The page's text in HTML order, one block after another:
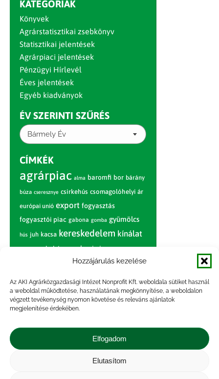
Hozzájárulás kezelése
Az AKI Agrárközgazdasági Intézet Nonprofit Kft. weboldala sütiket használ
a weboldal működtetése, használatának megkönnyítése, a weboldalon
végzett tevékenység nyomon követése és releváns ajánlatok
megjelenítése érdekében.
Elfogadom
Elutasítom
KATEGÓRIÁK
Könyvek
Agrárstatisztikai zsebkönyv
Statisztikai jelentések
Agrárpiaci jelentések
Pénzügyi Hírlevél
Éves jelentések
Egyéb kiadványok
ÉV SZERINTI SZŰRÉS
Bármely Év
CÍMKÉK
agrárpiac alma baromfi bor bárány
búza cseresznye csirkehús csomagolóhelyi ár
európai unió export fogyasztás
fogyasztói piac gabona gomba gyümölcs
hús juh kacsa kereskedelem kínálat
körte marhahús nagybani piac narancs
nemzetközi árinformációk
paradicsom piac piaci jelentés
pulyka pulykahús sertés sertéshús
szarvasmarha termelés
termelői
zöldség árak
átlagárértékesítési ár